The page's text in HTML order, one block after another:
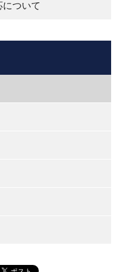
ついて